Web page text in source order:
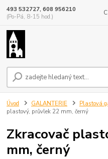
493 532727, 608 956210
(Po-Pá, 8-15 hod.)
Úvod GALANTERIE Plastová
plastový, průvlek 22 mm, černý
Zkracovač
mm, černý